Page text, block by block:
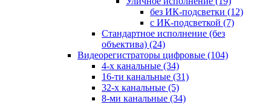
без ИК-подсветки (12)
с ИК-подсветкой (7)
Стандартное исполнение (без
объектива) (24)
Видеорегистраторы цифровые (104)
4-х канальные (34)
16-ти канальные (31)
32-х канальные (5)
8-ми канальные (34)